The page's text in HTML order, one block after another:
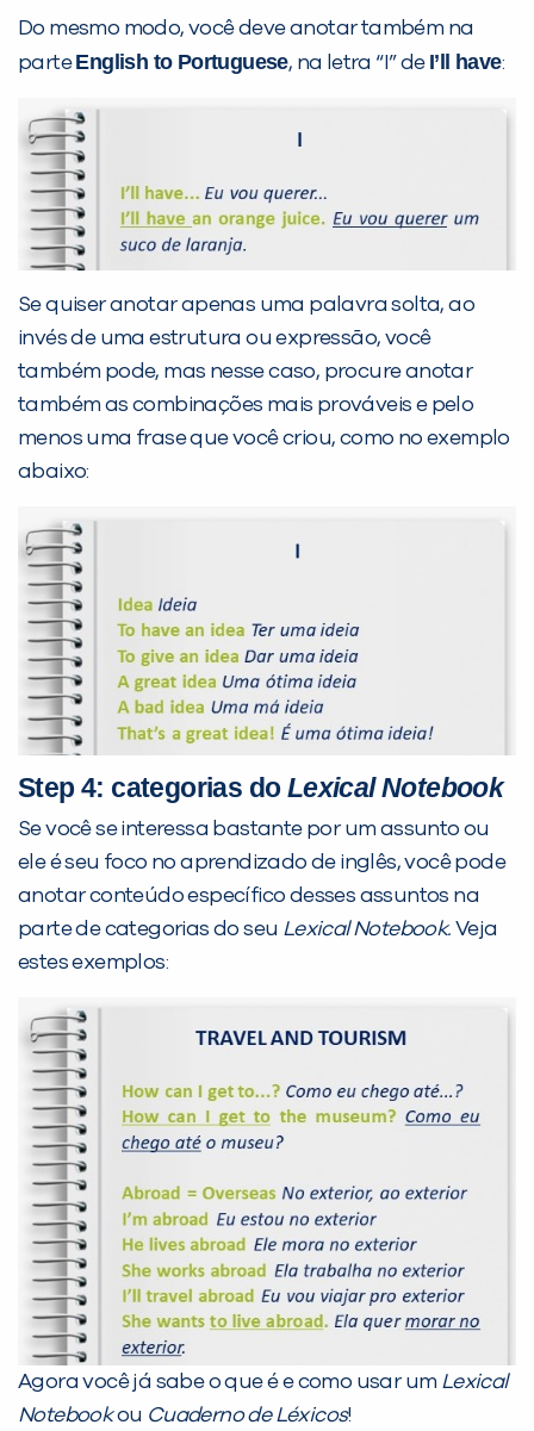
Do mesmo modo, você deve anotar também na
parteEnglish to Portuguese, na letra “I” de I’ll have:
Se quiser anotar apenas uma palavra solta, ao
invés de uma estrutura ou expressão, você
também pode, mas nesse caso, procure anotar
também as combinações mais prováveis e pelo
menos uma frase que você criou, como no exemplo
abaixo:
Step 4: categorias doLexical Notebook
Se você se interessa bastante por um assunto ou
ele é seu foco no aprendizado de inglês, você pode
anotar conteúdo específico desses assuntos na
parte de categorias do seu Lexical Notebook. Veja
estes exemplos:
Agora você já sabe o que é e como usar um Lexical
Notebookou Cuaderno de Léxicos!